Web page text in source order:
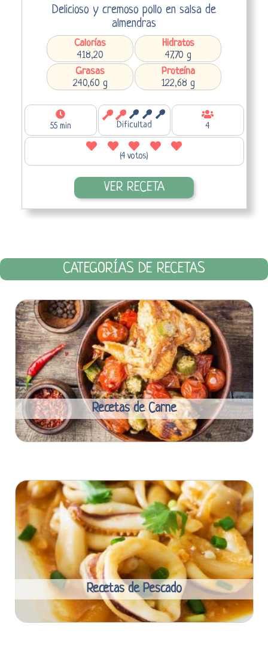
Delicioso y cremoso pollo en salsa de
almendras
Calorías
418,20
Hidratos
47,70 g
Grasas
240,60 g
Proteína
122,68 g
55 min Dificultad 4
(4 votos)
VER RECETA
CATEGORÍAS DE RECETAS
Recetas de Carne
Recetas de Pescado